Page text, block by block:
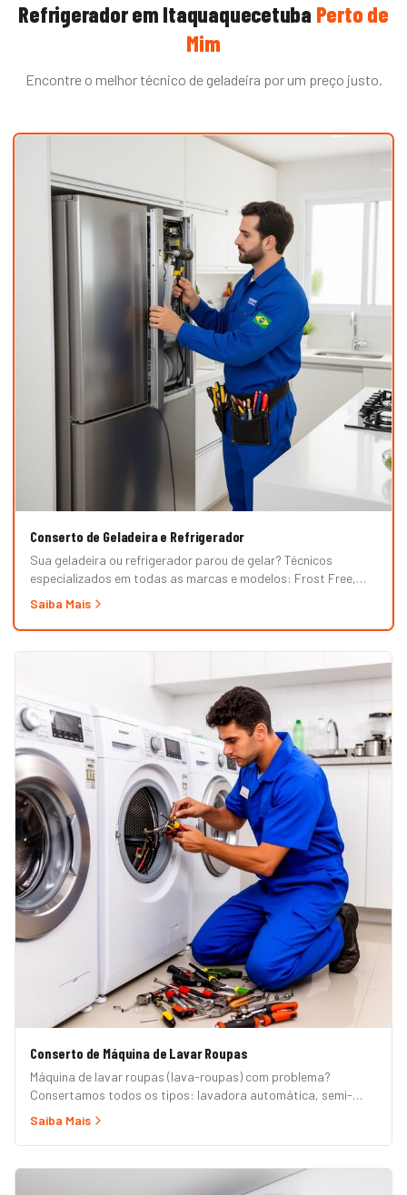
Refrigeradorem Itaquaquecetuba Perto de
Mim
Encontre o melhor técnico de geladeira por um preço justo.
Conserto de Geladeira e Refrigerador
Sua geladeira ou refrigerador parou de gelar? Técnicos
especializados em todas as marcas e modelos: Frost Free,
Duplex, Side by Side, French Door, Inverter e convencional.
Saiba Mais
Conserto de Máquina de Lavar Roupas
Máquina de lavar roupas (lava-roupas) com problema?
Consertamos todos os tipos: lavadora automática, semi-
automática, tanquinho, abertura superior e frontal. Marcas
Continental e Mueller. Atendimento em domicílio com
orçamento grátis.
Saiba Mais